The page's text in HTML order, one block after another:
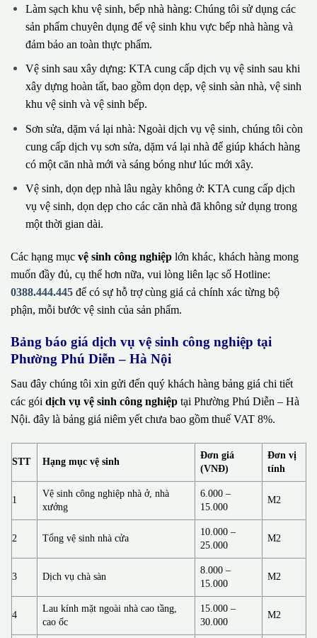
Làm sạch khu vệ sinh, bếp nhà hàng: Chúng tôi sử dụng các
sản phẩm chuyên dụng để vệ sinh khu vực bếp nhà hàng và
đảm bảo an toàn thực phẩm.
Vệ sinh sau xây dựng: KTA cung cấp dịch vụ vệ sinh sau khi
xây dựng hoàn tất, bao gồm dọn dẹp, vệ sinh sàn nhà, vệ sinh
khu vệ sinh và vệ sinh bếp.
Sơn sửa, dặm vá lại nhà: Ngoài dịch vụ vệ sinh, chúng tôi còn
cung cấp dịch vụ sơn sửa, dặm vá lại nhà để giúp khách hàng
có một căn nhà mới và sáng bóng như lúc mới xây.
Vệ sinh, dọn dẹp nhà lâu ngày không ở: KTA cung cấp dịch
vụ vệ sinh, dọn dẹp cho các căn nhà đã không sử dụng trong
một thời gian dài.
Các hạng mục vệ sinh công nghiệp lớn khác, khách hàng mong
muốn đầy đủ, cụ thể hơn nữa, vui lòng liên lạc số Hotline:
0388.444.445 để có sự hỗ trợ cùng giá cả chính xác từng bộ
phận, mỗi bước vệ sinh của sản phẩm.
Bảng báo giá dịch vụ vệ sinh công nghiệp tại
Phường Phú Diễn – Hà Nội
Sau đây chúng tôi xin gửi đến quý khách hàng bảng giá chi tiết
các gói dịch vụ vệ sinh công nghiệp tại Phường Phú Diễn – Hà
Nội. đây là bảng giá niêm yết chưa bao gồm thuế VAT 8%.
STT Hạng mục vệ sinh
Đơn giá
(VNĐ)
Đơn vị
tính
1
Vệ sinh công nghiệp nhà ở, nhà
xưởng
6.000 –
15.000
M2
2 Tổng vệ sinh nhà cửa
10.000 –
25.000
M2
3 Dịch vụ chà sàn
8.000 –
15.000
M2
4
Lau kính mặt ngoài nhà cao tầng,
cao ốc
15.000 –
30.000
M2